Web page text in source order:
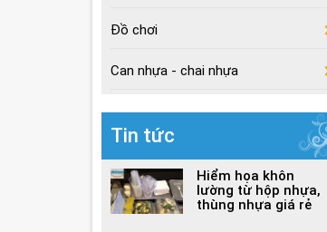
Đồ chơi
Can nhựa - chai nhựa
Tin tức
Hiểm họa khôn
lường từ hộp nhựa,
thùng nhựa giá rẻ